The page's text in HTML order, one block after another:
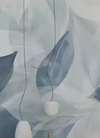
Доступни
Standard
45 .0027 /
Premium